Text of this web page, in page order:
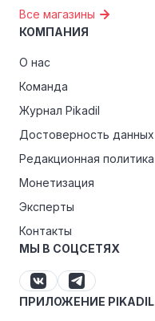
Все магазины
КОМПАНИЯ
О нас
Команда
Журнал Pikadil
Достоверность данных
Редакционная политика
Монетизация
Эксперты
Контакты
МЫ В СОЦСЕТЯХ
ПРИЛОЖЕНИЕ PIKADIL